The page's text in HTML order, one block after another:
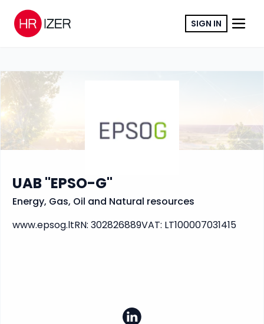
SIGN IN
COPY LINK
UAB "EPSO-G"
Energy, Gas, Oil and Natural resources
www.epsog.ltRN: 302826889VAT: LT100007031415